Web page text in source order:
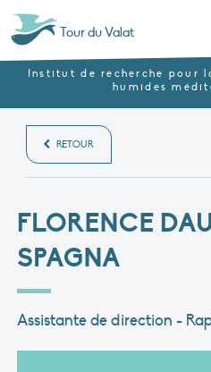
Tour du Valat
Institut de recherche pour
humides
RETOUR
FLORENCE
SPAGNA
Assistante de direction -